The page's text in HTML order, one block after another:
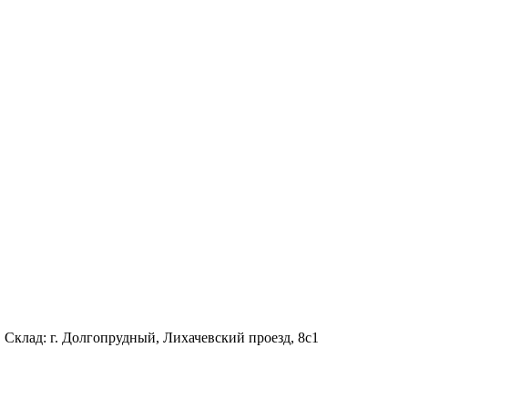
Склад: г. Долгопрудный, Лихачевский проезд, 8c1